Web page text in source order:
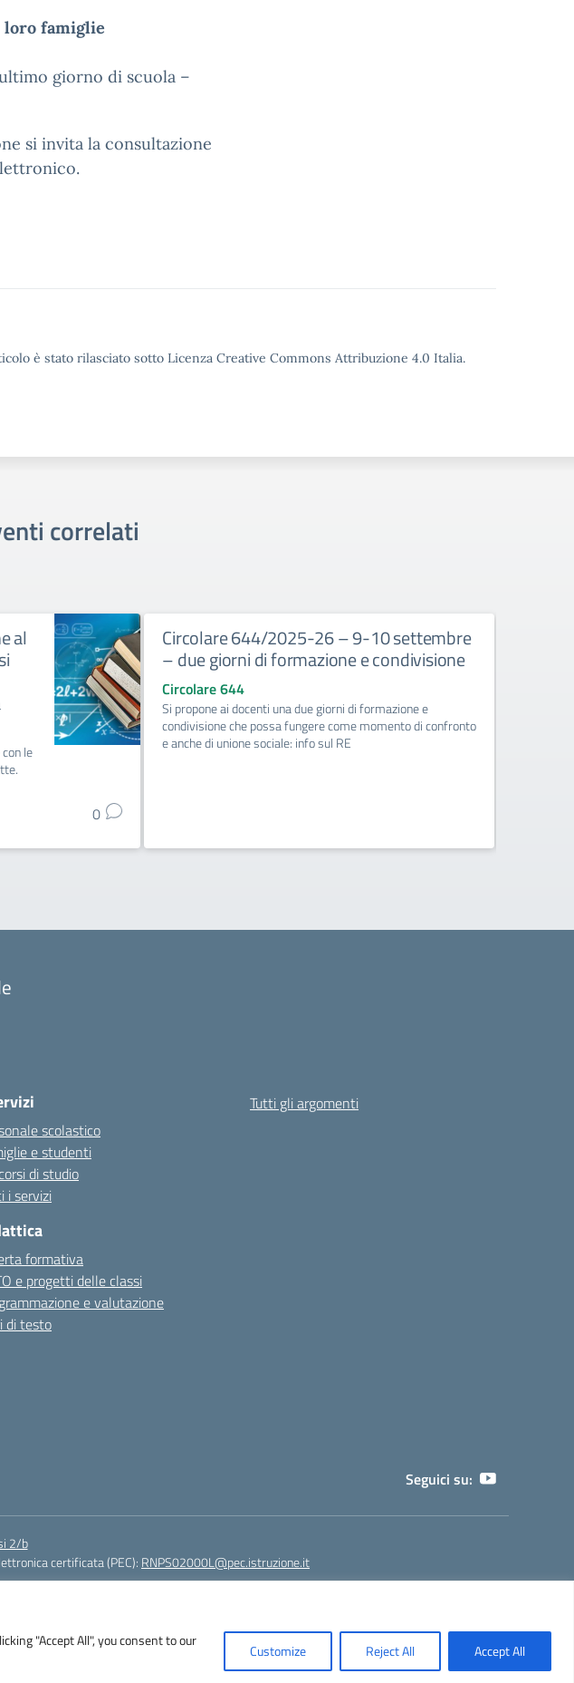
"Accept All", you consent to our
Customize Reject All Accept All
loro famiglie
giorno di scuola –
si invita la consultazione
è stato rilasciato sotto Licenza Creative Commons Attribuzione 4.0 Italia.
correlati
al
le
0
Circolare 644/2025-26 – 9-10 settembre
– due giorni di formazione e condivisione
Circolare 644
Si propone ai docenti una due giorni di formazione e
condivisione che possa fungere come momento di confronto
e anche di unione sociale: info sul RE
scolastico
e studenti
di studio
i servizi
formativa
e progetti delle classi
e valutazione
di testo
Tutti gli argomenti
Seguici su:
2/b
certificata (PEC): RNPS02000L@pec.istruzione.it
+39 0541 381636 E-mail: RNPS02000L@istruzione.it - segreteria@liceoeinstein.it -